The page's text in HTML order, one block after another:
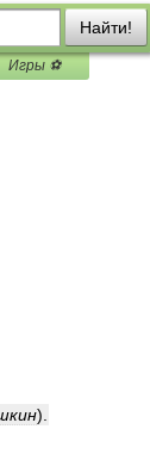
Найти!
Игры ⚽
)